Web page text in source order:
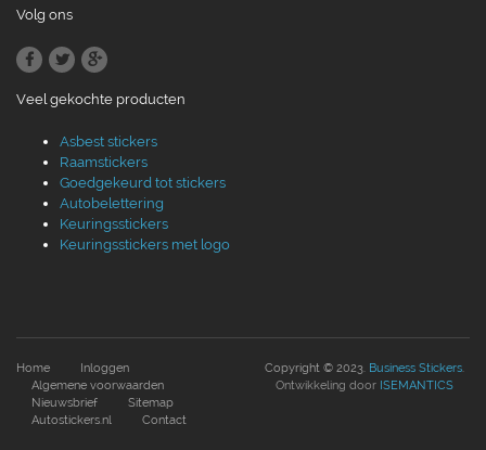
Volg ons
Veel gekochte producten
Asbest stickers
Raamstickers
Goedgekeurd tot stickers
Autobelettering
Keuringsstickers
Keuringsstickers met logo
Home
Inloggen
Algemene voorwaarden
Nieuwsbrief
Sitemap
Autostickers.nl
Contact
Copyright © 2023. Business Stickers.
Ontwikkeling door ISEMANTICS